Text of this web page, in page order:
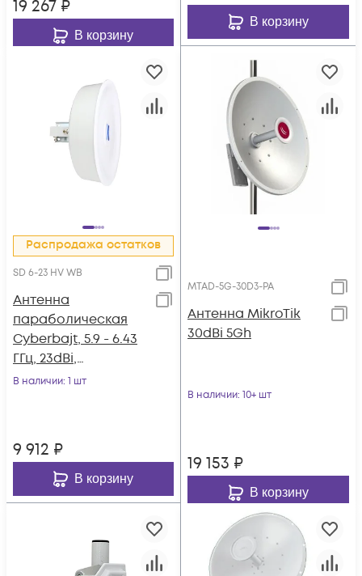
19 267 ₽
В корзину
В корзину
Распродажа остатков
SD 6-23 HV WB
Антенна
параболическая
Cyberbajt, 5.9 - 6.43
ГГц, 23dBi,
двухполяризационн
В наличии: 1 шт
9 912 ₽
В корзину
MTAD-5G-30D3-PA
Антенна MikroTik
30dBi 5Gh
В наличии: 10+ шт
19 153 ₽
В корзину